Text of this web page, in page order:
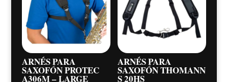
ARNÉS PARA
SAXOFÓN PROTEC
A306M – LARGE
ARNÉS PARA
SAXOFÓN THOMANN
S 20HS